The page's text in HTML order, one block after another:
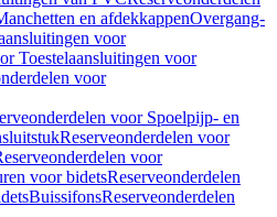
en afdekkappenOvergang-
voor
Toestelaansluitingen voor
voor
voor Spoelpijp- en
Reserveonderdelen voor
voor
voor bidetsReserveonderdelen
BuissifonsReserveonderdelen